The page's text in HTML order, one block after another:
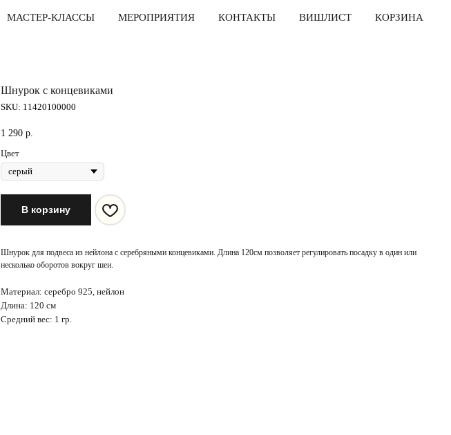
МАСТЕР-КЛАССЫ МЕРОПРИЯТИЯ КОНТАКТЫ ВИШЛИСТ КОРЗИНА
Шнурок с концевиками
SKU: 11420100000
1 290 р.
Цвет
В корзину
Шнурок для подвеса из нейлона с серебряными концевиками. Длина 120см позволяет регулировать посадку в один или
несколько оборотов вокруг шеи.
Материал: серебро 925, нейлон
Длина: 120 см
Средний вес: 1 гр.